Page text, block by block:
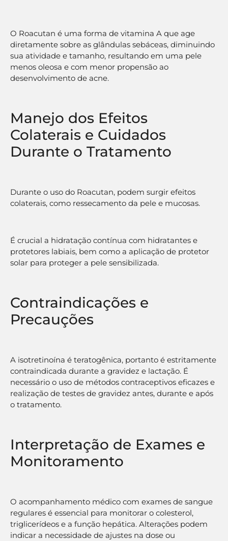
O Roacutan é uma forma de vitamina A que age
diretamente sobre as glândulas sebáceas, diminuindo
sua atividade e tamanho, resultando em uma pele
menos oleosa e com menor propensão ao
desenvolvimento de acne.
Manejo dos Efeitos
Colaterais e Cuidados
Durante o Tratamento
Durante o uso do Roacutan, podem surgir efeitos
colaterais, como ressecamento da pele e mucosas.
É crucial a hidratação contínua com hidratantes e
protetores labiais, bem como a aplicação de protetor
solar para proteger a pele sensibilizada.
Contraindicações e
Precauções
A isotretinoína é teratogênica, portanto é estritamente
contraindicada durante a gravidez e lactação. É
necessário o uso de métodos contraceptivos eficazes e
realização de testes de gravidez antes, durante e após
o tratamento.
Interpretação de Exames e
Monitoramento
O acompanhamento médico com exames de sangue
regulares é essencial para monitorar o colesterol,
triglicerídeos e a função hepática. Alterações podem
indicar a necessidade de ajustes na dose ou